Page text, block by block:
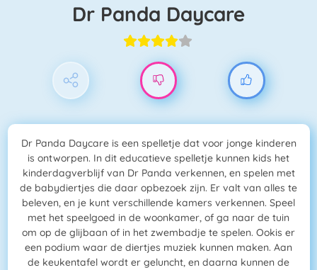
Dr Panda Daycare
Dr Panda Daycare is een spelletje dat voor jonge kinderen
is ontworpen. In dit educatieve spelletje kunnen kids het
kinderdagverblijf van Dr Panda verkennen, en spelen met
de babydiertjes die daar opbezoek zijn. Er valt van alles te
beleven, en je kunt verschillende kamers verkennen. Speel
met het speelgoed in de woonkamer, of ga naar de tuin
om op de glijbaan of in het zwembadje te spelen. Ookis er
een podium waar de diertjes muziek kunnen maken. Aan
de keukentafel wordt er geluncht, en daarna kunnen de